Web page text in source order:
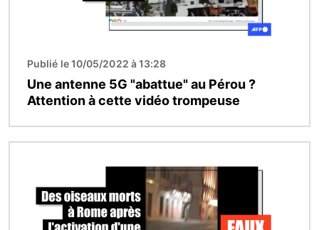
Publié le 10/05/2022 à 13:28
Une antenne 5G "abattue" au Pérou ?
Attention à cette vidéo trompeuse